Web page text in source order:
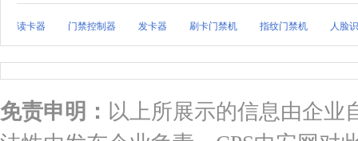
读卡器 门禁控制器 发卡器 刷卡门禁机 指纹门禁机 人脸
免责申明： 以上所展示的信息由企业